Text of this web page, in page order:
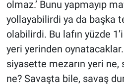
olmaz.’ Bunu yapmayıp
yollayabilirdi ya da başka
olabilirdi. Bu lafın yüzde
yeri yerinden
siyasette mezarın yeri
ne? Savaşta bile, savaş